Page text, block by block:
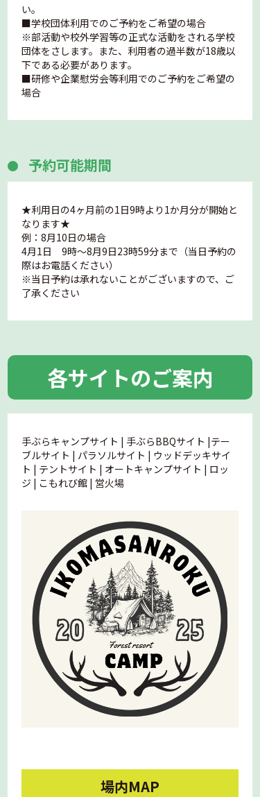
い。
■学校団体利用でのご予約をご希望の場合
※部活動や校外学習等の正式な活動をされる学校
団体をさします。また、利用者の過半数が18歳以
下である必要があります。
■研修や企業慰労会等利用でのご予約をご希望の
場合
予約可能期間
★利用日の4ヶ月前の1日9時より1か月分が開始と
なります★
例：8月10日の場合
4月1日 9時～8月9日23時59分まで（当日予約の
際はお電話ください）
※当日予約は承れないことがございますので、ご
了承ください
各サイトのご案内
手ぶらキャンプサイト | 手ぶらBBQサイト |テー
ブルサイト | パラソルサイト | ウッドデッキサイ
ト | テントサイト | オートキャンプサイト | ロッ
ジ | こもれび館 | 営火場
場内MAP